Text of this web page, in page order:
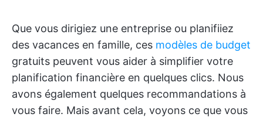
Que vous dirigiez une entreprise ou planifiiez
des vacances en famille, ces modèles de budget
gratuits peuvent vous aider à simplifier votre
planification financière en quelques clics. Nous
avons également quelques recommandations à
vous faire. Mais avant cela, voyons ce que vous